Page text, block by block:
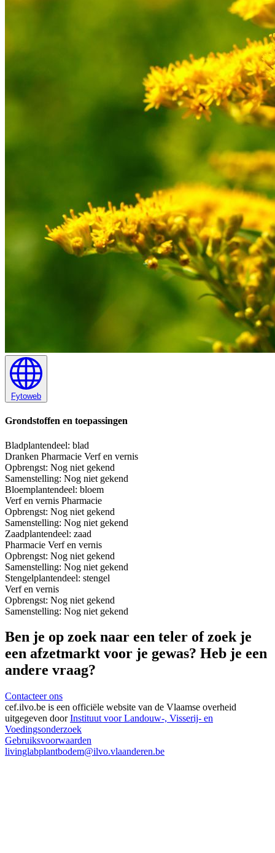
Fytoweb
Grondstoffen en toepassingen
Bladplantendeel: blad
Dranken Pharmacie Verf en vernis
Opbrengst: Nog niet gekend
Samenstelling: Nog niet gekend
Bloemplantendeel: bloem
Verf en vernis Pharmacie
Opbrengst: Nog niet gekend
Samenstelling: Nog niet gekend
Zaadplantendeel: zaad
Pharmacie Verf en vernis
Opbrengst: Nog niet gekend
Samenstelling: Nog niet gekend
Stengelplantendeel: stengel
Verf en vernis
Opbrengst: Nog niet gekend
Samenstelling: Nog niet gekend
Ben je op zoek naar een teler of zoek je
een afzetmarkt voor je gewas? Heb je een
andere vraag?
Contacteer ons
cef.ilvo.be is een officiële website van de Vlaamse overheid
uitgegeven doorInstituut voor Landouw-, Visserij- en
Voedingsonderzoek
Gebruiksvoorwaarden
livinglabplantbodem@ilvo.vlaanderen.be